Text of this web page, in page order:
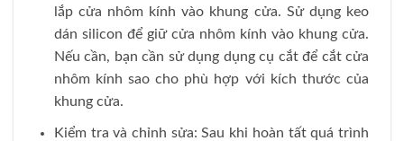
lắp cửa nhôm kính vào khung cửa. Sử dụng keo
dán silicon để giữ cửa nhôm kính vào khung cửa.
Nếu cần, bạn cần sử dụng dụng cụ cắt để cắt cửa
nhôm kính sao cho phù hợp với kích thước của
khung cửa.
Kiểm tra và chỉnh sửa: Sau khi hoàn tất quá trình